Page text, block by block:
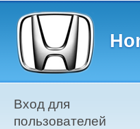
Главное меню
Вход для
пользователей